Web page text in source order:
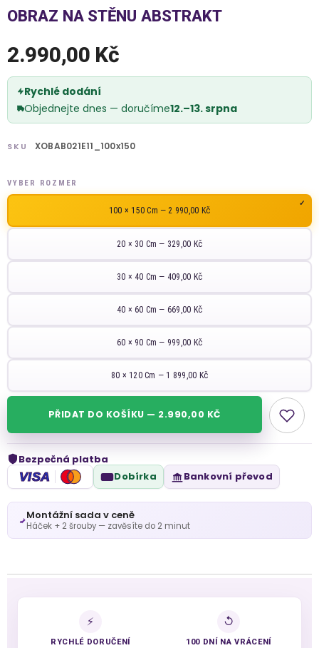
OBRAZ NA STĚNU ABSTRAKT
2.990,00 Kč
Rychlé dodání
Objednejte dnes — doručíme12.–13. srpna
SKU XOBAB021E11_100x150
VYBER ROZMER
100 × 150 Cm — 2 990,00 Kč
20 × 30 Cm — 329,00 Kč
30 × 40 Cm — 409,00 Kč
40 × 60 Cm — 669,00 Kč
60 × 90 Cm — 999,00 Kč
80 × 120 Cm — 1 899,00 Kč
PŘIDAT DO KOŠÍKU — 2.990,00 KČ
Bezpečná platba
VISA Dobírka Bankovní převod
Montážní sada v ceně
Háček + 2 šrouby — zavěsíte do 2 minut
⚡
RYCHLÉ DORUČENÍ
↺
100 DNÍ NA VRÁCENÍ